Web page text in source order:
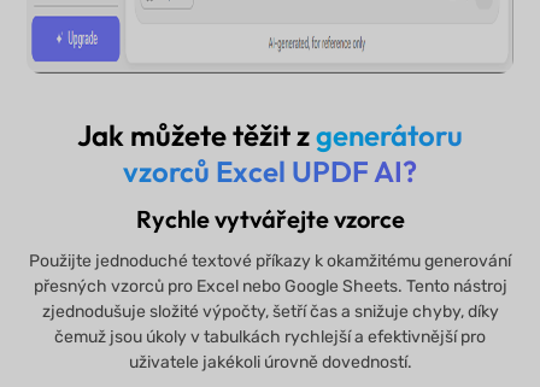
Jak můžete těžit zgenerátoru
vzorců Excel UPDF AI?​
Rychle vytvářejte vzorce
Použijte jednoduché textové příkazy k okamžitému generování
přesných vzorců pro Excel nebo Google Sheets. Tento nástroj
zjednodušuje složité výpočty, šetří čas a snižuje chyby, díky
čemuž jsou úkoly v tabulkách rychlejší a efektivnější pro
uživatele jakékoli úrovně dovedností.